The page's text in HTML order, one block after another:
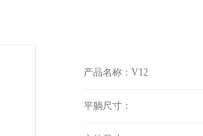
产品名称：V12
平躺尺寸：